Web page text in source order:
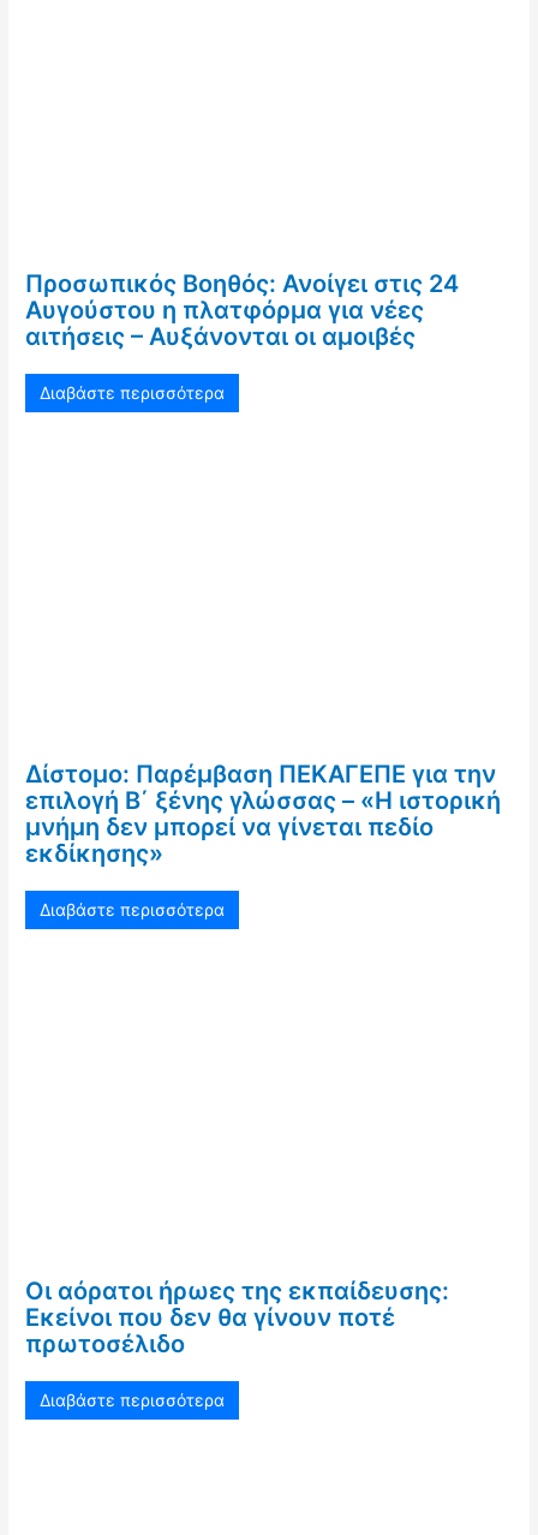
Προσωπικός Βοηθός: Ανοίγει στις 24
Αυγούστου η πλατφόρμα για νέες
αιτήσεις – Αυξάνονται οι αμοιβές
Διαβάστε περισσότερα
Δίστομο: Παρέμβαση ΠΕΚΑΓΕΠΕ για την
επιλογή Β΄ ξένης γλώσσας – «Η ιστορική
μνήμη δεν μπορεί να γίνεται πεδίο
εκδίκησης»
Διαβάστε περισσότερα
Οι αόρατοι ήρωες της εκπαίδευσης:
Εκείνοι που δεν θα γίνουν ποτέ
πρωτοσέλιδο
Διαβάστε περισσότερα